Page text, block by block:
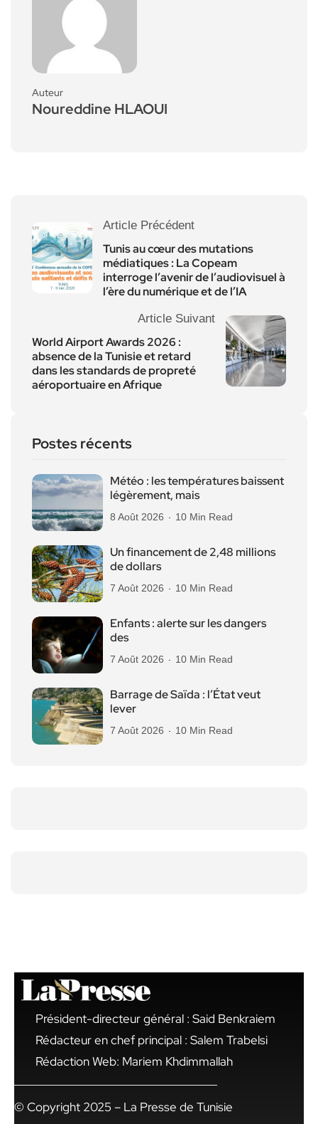
Auteur
Noureddine HLAOUI
Article Précédent
Tunis au cœur des mutations
médiatiques : La Copeam
interroge l’avenir de l’audiovisuel à
l’ère du numérique et de l’IA
Article Suivant
World Airport Awards 2026 :
absence de la Tunisie et retard
dans les standards de propreté
aéroportuaire en Afrique
Postes récents
Météo : les températures baissent
légèrement, mais
8 Août 2026 10 Min Read
Un financement de 2,48 millions
de dollars
7 Août 2026 10 Min Read
Enfants : alerte sur les dangers
des
7 Août 2026 10 Min Read
Barrage de Saïda : l’État veut
lever
7 Août 2026 10 Min Read
Président-directeur général : Said Benkraiem
Rédacteur en chef principal : Salem Trabelsi
Rédaction Web: Mariem Khdimmallah
© Copyright 2025 – La Presse de Tunisie